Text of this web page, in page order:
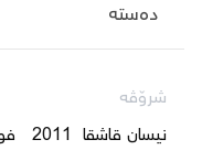
دەستە
شرۆڤە